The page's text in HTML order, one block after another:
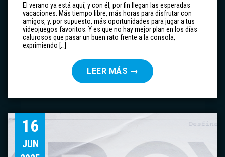
El verano ya está aquí, y con él, por fin llegan las esperadas
vacaciones. Más tiempo libre, más horas para disfrutar con
amigos, y, por supuesto, más oportunidades para jugar a tus
videojuegos favoritos. Y es que no hay mejor plan en los días
calurosos que pasar un buen rato frente a la consola,
exprimiendo […]
LEER MÁS →
16
JUN